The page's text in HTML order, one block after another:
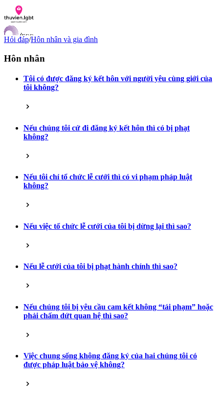
Danh sách tài liệu
Hỏi đáp
Chỉ số hoà nhập LGBTI
VI
EN
Hỏi đáp/Hôn nhân và gia đình
Hôn nhân
Tôi có được đăng ký kết hôn với người yêu cùng giới của
tôi không?
Nếu chúng tôi cứ đi đăng ký kết hôn thì có bị phạt
không?
Nếu tôi chỉ tổ chức lễ cưới thì có vi phạm pháp luật
không?
Nếu việc tổ chức lễ cưới của tôi bị dừng lại thì sao?
Nếu lễ cưới của tôi bị phạt hành chính thì sao?
Nếu chúng tôi bị yêu cầu cam kết không “tái phạm” hoặc
phải chấm dứt quan hệ thì sao?
Việc chung sống không đăng ký của hai chúng tôi có
được pháp luật bảo vệ không?